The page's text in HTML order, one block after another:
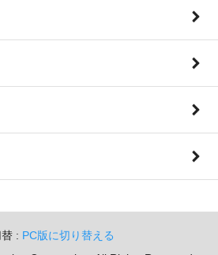
: PC版に切り替える